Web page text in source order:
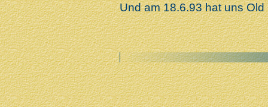
Und am 18.6.93 hat uns Old